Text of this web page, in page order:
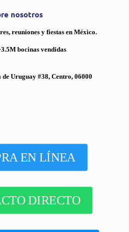
nosotros
reuniones y fiestas en México.
bocinas vendidas
Uruguay #38, Centro, 06000
EN LÍNEA
DIRECTO